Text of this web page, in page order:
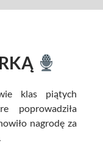
klas piątych
poprowadziła
nagrodę za